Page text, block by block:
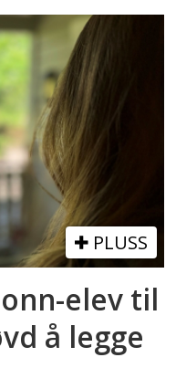
PLUSS
elev til
å legge